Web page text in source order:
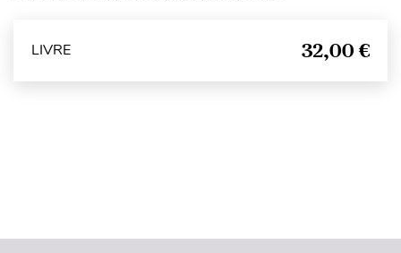
LIVRE 32,00 €